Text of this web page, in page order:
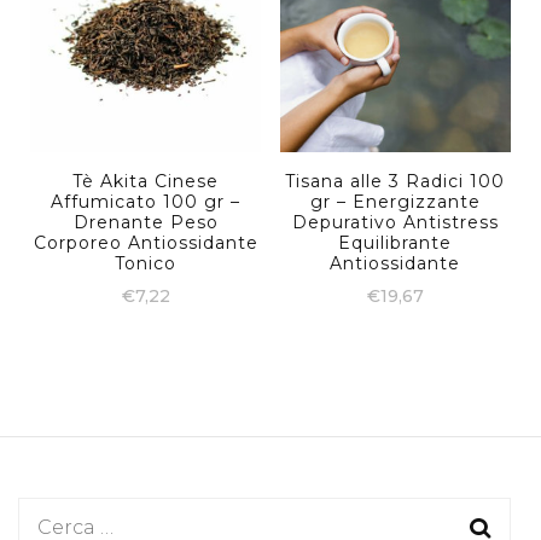
Tè Akita Cinese
Affumicato 100 gr –
Drenante Peso
Corporeo Antiossidante
Tonico
€7,22
Tisana alle 3 Radici 100
gr – Energizzante
Depurativo Antistress
Equilibrante
Antiossidante
€19,67
Ricerca